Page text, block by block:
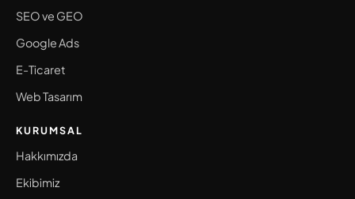
SEO ve GEO
Google Ads
E-Ticaret
Web Tasarım
KURUMSAL
Hakkımızda
Ekibimiz